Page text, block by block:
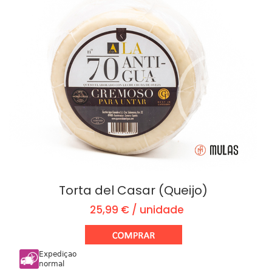
Torta del Casar (Queijo)
25,99 € / unidade
Expediçao
normal